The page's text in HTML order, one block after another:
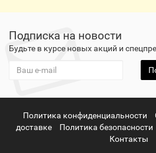
Подписка на новости
Будьте в курсе новых акций и
Политика конфиденциальности
доставке
Политика безопасности
Контакты